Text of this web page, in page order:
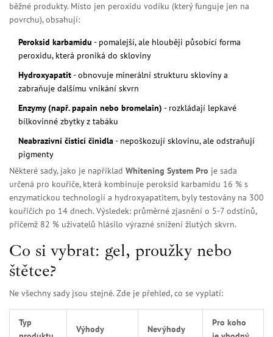
běžné produkty. Místo jen peroxidu vodíku (který funguje jen na
povrchu), obsahují:
Peroksid karbamidu - pomalejší, ale hlouběji působící forma
peroxidu, která proniká do skloviny
Hydroxyapatit- obnovuje minerální strukturu skloviny a
zabraňuje dalšímu vnikání skvrn
Enzymy (např. papain nebo bromelain) - rozkládají lepkavé
bílkovinné zbytky z tabáku
Neabrazivní čisticí činidla- nepoškozují sklovinu, ale odstraňují
pigmenty
Některé sady, jako je například Whitening System Pro je sada
určená pro kouřiče, která kombinuje peroksid karbamidu 16 % s
enzymatickou technologií a hydroxyapatitem, byly testovány na 300
kouřičích po 14 dnech. Výsledek: průměrné zjasnění o 5-7 odstínů,
přičemž 82 % uživatelů hlásilo výrazné snížení žlutých skvrn.
Co si vybrat: gel, proužky nebo
štětce?
Ne všechny sady jsou stejné. Zde je přehled, co se vyplatí:
Typ
Výhody Nevýhody
Pro koho